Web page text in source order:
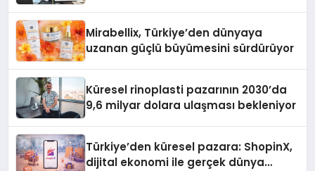
Mirabellix, Türkiye’den dünyaya
uzanan güçlü büyümesini sürdürüyor
Küresel rinoplasti pazarının 2030’da
9,6 milyar dolara ulaşması bekleniyor
Türkiye’den küresel pazara: ShopinX,
dijital ekonomi ile gerçek dünya